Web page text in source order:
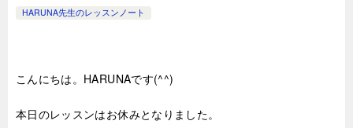
HARUNA先生のレッスンノート
こんにちは。HARUNAです(^^)
本日のレッスンはお休みとなりました。